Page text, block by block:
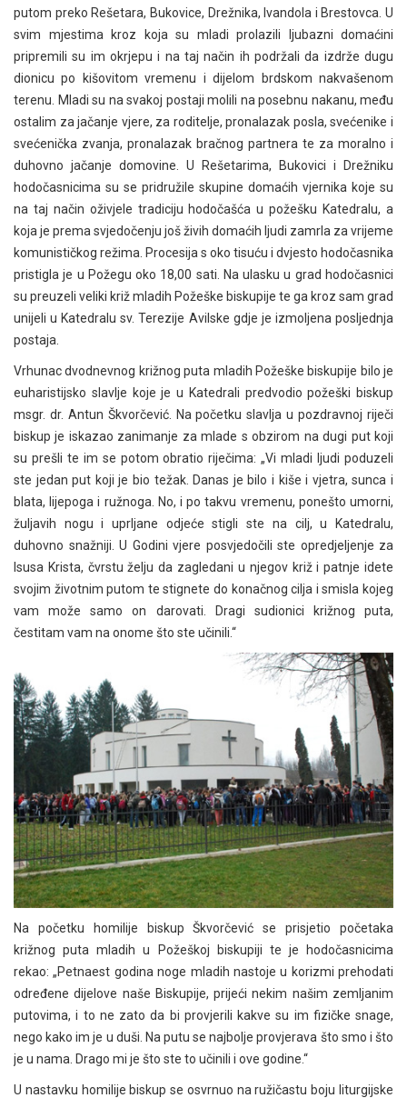
putom preko Rešetara, Bukovice, Drežnika, Ivandola i Brestovca. U
svim mjestima kroz koja su mladi prolazili ljubazni domaćini
pripremili su im okrjepu i na taj način ih podržali da izdrže dugu
dionicu po kišovitom vremenu i dijelom brdskom nakvašenom
terenu. Mladi su na svakoj postaji molili na posebnu nakanu, među
ostalim za jačanje vjere, za roditelje, pronalazak posla, svećenike i
svećenička zvanja, pronalazak bračnog partnera te za moralno i
duhovno jačanje domovine. U Rešetarima, Bukovici i Drežniku
hodočasnicima su se pridružile skupine domaćih vjernika koje su
na taj način oživjele tradiciju hodočašća u požešku Katedralu, a
koja je prema svjedočenju još živih domaćih ljudi zamrla za vrijeme
komunističkog režima. Procesija s oko tisuću i dvjesto hodočasnika
pristigla je u Požegu oko 18,00 sati. Na ulasku u grad hodočasnici
su preuzeli veliki križ mladih Požeške biskupije te ga kroz sam grad
unijeli u Katedralu sv. Terezije Avilske gdje je izmoljena posljednja
postaja.
Vrhunac dvodnevnog križnog puta mladih Požeške biskupije bilo je
euharistijsko slavlje koje je u Katedrali predvodio požeški biskup
msgr. dr. Antun Škvorčević. Na početku slavlja u pozdravnoj riječi
biskup je iskazao zanimanje za mlade s obzirom na dugi put koji
su prešli te im se potom obratio riječima: „Vi mladi ljudi poduzeli
ste jedan put koji je bio težak. Danas je bilo i kiše i vjetra, sunca i
blata, lijepoga i ružnoga. No, i po takvu vremenu, ponešto umorni,
žuljavih nogu i uprljane odjeće stigli ste na cilj, u Katedralu,
duhovno snažniji. U Godini vjere posvjedočili ste opredjeljenje za
Isusa Krista, čvrstu želju da zagledani u njegov križ i patnje idete
svojim životnim putom te stignete do konačnog cilja i smisla kojeg
vam može samo on darovati. Dragi sudionici križnog puta,
čestitam vam na onome što ste učinili.“
Na početku homilije biskup Škvorčević se prisjetio početaka
križnog puta mladih u Požeškoj biskupiji te je hodočasnicima
rekao: „Petnaest godina noge mladih nastoje u korizmi prehodati
određene dijelove naše Biskupije, prijeći nekim našim zemljanim
putovima, i to ne zato da bi provjerili kakve su im fizičke snage,
nego kako im je u duši. Na putu se najbolje provjerava što smo i što
je u nama. Drago mi je što ste to učinili i ove godine.“
U nastavku homilije biskup se osvrnuo na ružičastu boju liturgijske